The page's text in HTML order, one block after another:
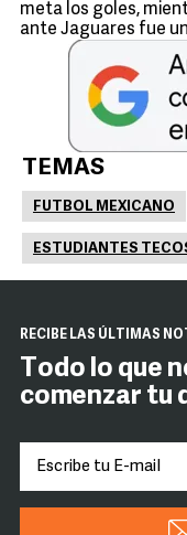
meta los goles,
ante Jaguares fue
TEMAS
FUTBOL MEXICANO
ESTUDIANTES
RECIBE LAS ÚLTIMAS
Todo lo que
comenzar tu